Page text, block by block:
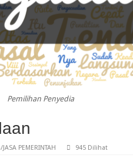
Pemilihan Penyedia
PEMERINTAH 945 Dilihat